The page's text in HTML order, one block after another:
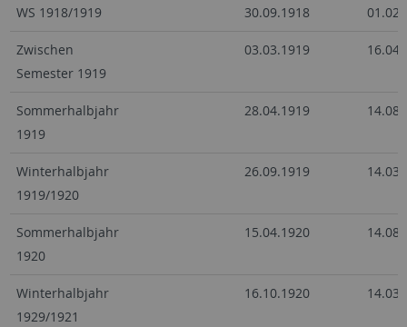
WS 1918/1919 30.09.1918
Zwischen
Semester 1919
03.03.1919
Sommerhalbjahr
1919
28.04.1919
Winterhalbjahr
1919/1920
26.09.1919
Sommerhalbjahr
1920
15.04.1920
Winterhalbjahr
1929/1921
16.10.1920